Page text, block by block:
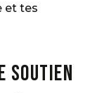
et tes
soutien